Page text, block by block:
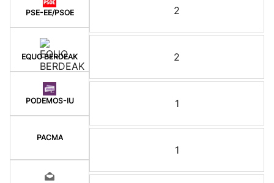
PSE-EE/PSOE
EQUO BERDEAK
PODEMOS-IU
PACMA
2
2
1
1